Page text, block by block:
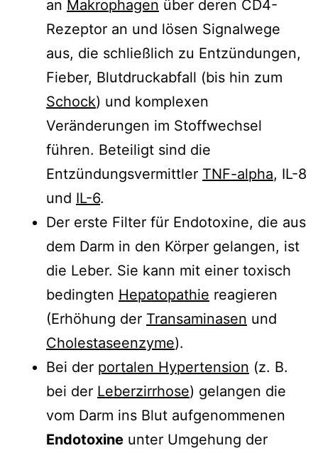
an Makrophagen über deren CD4-
Rezeptor an und lösen Signalwege
aus, die schließlich zu Entzündungen,
Fieber, Blutdruckabfall (bis hin zum
Schock) und komplexen
Veränderungen im Stoffwechsel
führen. Beteiligt sind die
Entzündungsvermittler TNF-alpha, IL-8
und IL-6.
Der erste Filter für Endotoxine, die aus
dem Darm in den Körper gelangen, ist
die Leber. Sie kann mit einer toxisch
bedingten Hepatopathie reagieren
(Erhöhung der Transaminasen und
Cholestaseenzyme).
Bei der portalen Hypertension (z. B.
bei der Leberzirrhose) gelangen die
vom Darm ins Blut aufgenommenen
Endotoxine unter Umgehung der